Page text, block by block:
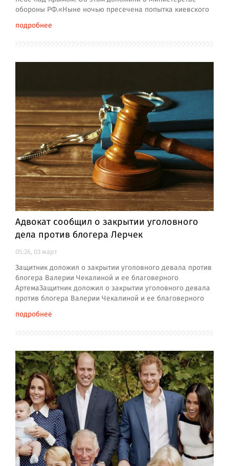
обороны РФ.«Ныне ночью пресечена попытка киевского
подробнее
Адвокат сообщил о закрытии уголовного
дела против блогера Лерчек
05:26, 03 март
Защитник доложил о закрытии уголовного девала против
блогера Валерии Чекалиной и ее благоверного
АртемаЗащитник доложил о закрытии уголовного девала
против блогера Валерии Чекалиной и ее благоверного
подробнее